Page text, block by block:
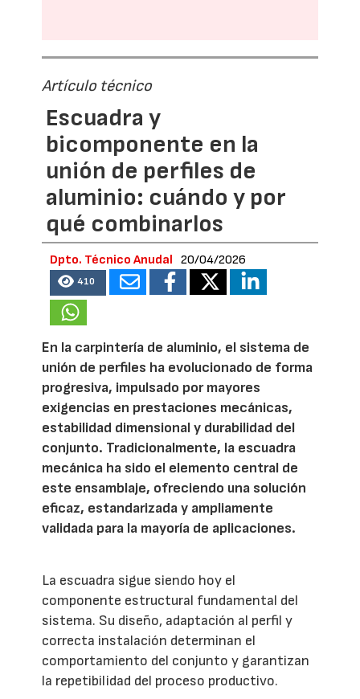
Artículo técnico
Escuadra y
bicomponente en la
unión de perfiles de
aluminio: cuándo y por
qué combinarlos
Dpto. Técnico Anudal 20/04/2026
410
En la carpintería de aluminio, el sistema de
unión de perfiles ha evolucionado de forma
progresiva, impulsado por mayores
exigencias en prestaciones mecánicas,
estabilidad dimensional y durabilidad del
conjunto. Tradicionalmente, la escuadra
mecánica ha sido el elemento central de
este ensamblaje, ofreciendo una solución
eficaz, estandarizada y ampliamente
validada para la mayoría de aplicaciones.
La escuadra sigue siendo hoy el
componente estructural fundamental del
sistema. Su diseño, adaptación al perfil y
correcta instalación determinan el
comportamiento del conjunto y garantizan
la repetibilidad del proceso productivo.